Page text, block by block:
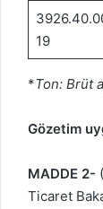
19
*Ton: Brüt
Gözetim
MADDE 2-
Ticaret